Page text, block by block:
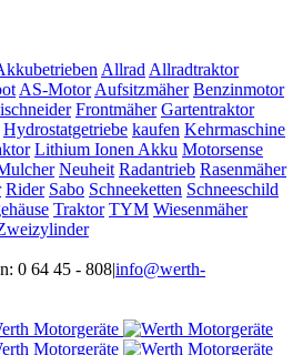
Allrad Allradtraktor
AS-Motor Aufsitzmäher Benzinmotor
Frontmäher Gartentraktor
Hydrostatgetriebe kaufen Kehrmaschine
Lithium Ionen Akku Motorsense
Neuheit Radantrieb Rasenmäher
Rider Sabo Schneeketten Schneeschild
Traktor TYM Wiesenmäher
0 64 45 - 808|info@werth-